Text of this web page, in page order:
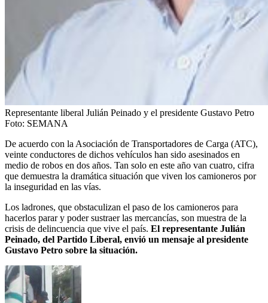
Representante liberal Julián Peinado y el presidente Gustavo Petro
Foto: SEMANA
De acuerdo con la Asociación de Transportadores de Carga (ATC),
veinte conductores de dichos vehículos han sido asesinados en
medio de robos en dos años. Tan solo en este año van cuatro, cifra
que demuestra la dramática situación que viven los camioneros por
la inseguridad en las vías.
Los ladrones, que obstaculizan el paso de los camioneros para
hacerlos parar y poder sustraer las mercancías, son muestra de la
crisis de delincuencia que vive el país. El representante Julián
Peinado, del Partido Liberal, envió un mensaje al presidente
Gustavo Petro sobre la situación.